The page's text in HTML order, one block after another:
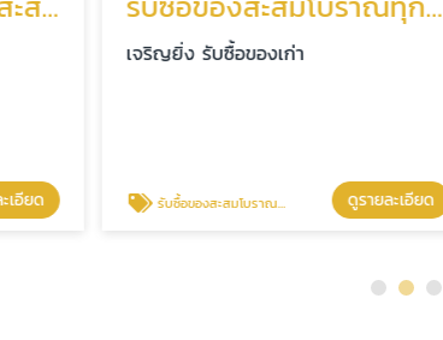
เอียด
เจริญยิ่ง รับซื้อของเก่า
รับซื้อของสะสมโบราณทุกชนิด ดูรายละเอียด